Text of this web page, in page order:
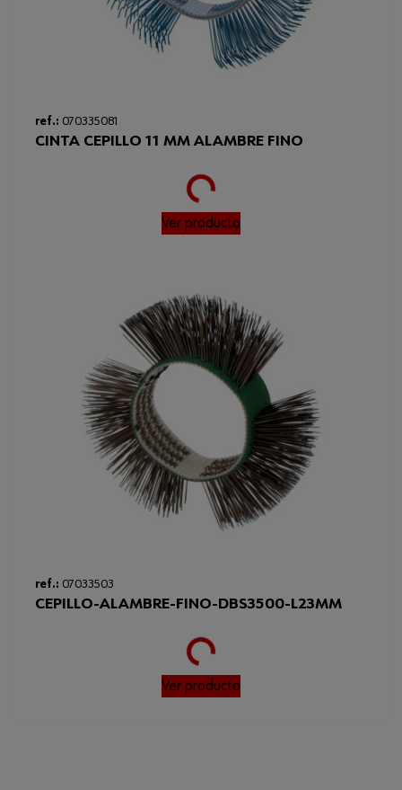
ref.: 070335081
CINTA CEPILLO 11 MM ALAMBRE FINO
Loading...
Ver producto
ref.: 07033503
CEPILLO-ALAMBRE-FINO-DBS3500-L23MM
Loading...
Ver producto